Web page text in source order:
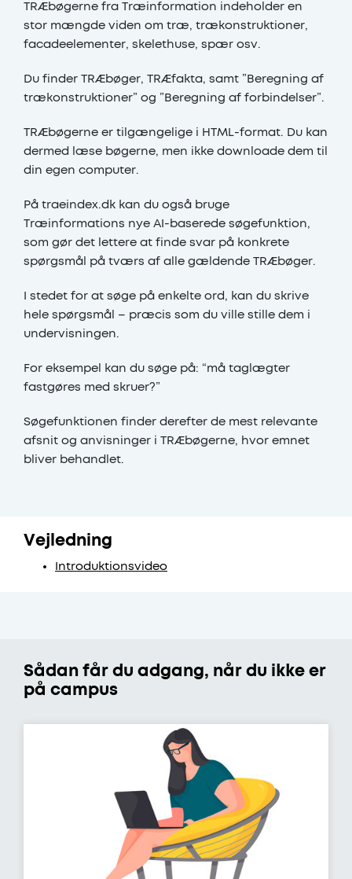
TRÆbøgerne fra Træinformation indeholder en
stor mængde viden om træ, trækonstruktioner,
facadeelementer, skelethuse, spær osv.
Du finder TRÆbøger, TRÆfakta, samt ”Beregning af
trækonstruktioner” og ”Beregning af forbindelser”.
TRÆbøgerne er tilgængelige i HTML-format. Du kan
dermed læse bøgerne, men ikke downloade dem til
din egen computer.
På traeindex.dk kan du også bruge
Træinformations nye AI-baserede søgefunktion,
som gør det lettere at finde svar på konkrete
spørgsmål på tværs af alle gældende TRÆbøger.
I stedet for at søge på enkelte ord, kan du skrive
hele spørgsmål – præcis som du ville stille dem i
undervisningen.
For eksempel kan du søge på: “må taglægter
fastgøres med skruer?”
Søgefunktionen finder derefter de mest relevante
afsnit og anvisninger i TRÆbøgerne, hvor emnet
bliver behandlet.
Vejledning
Introduktionsvideo
Sådan får du adgang, når du ikke er
på campus